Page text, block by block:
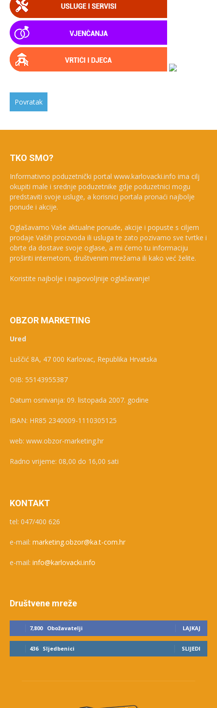
TKO SMO?
Informativno poduzetnički portal www.karlovacki.info ima cilj
okupiti male i srednje poduzetnike gdje poduzetnici mogu
predstaviti svoje usluge, a korisnici portala pronaći najbolje
ponude i akcije.
Oglašavamo Vaše aktualne ponude, akcije i popuste s ciljem
prodaje Vaših proizvoda ili usluga te zato pozivamo sve tvrtke i
obrte da dostave svoje oglase, a mi ćemo tu informaciju
proširiti internetom, društvenim mrežama ili kako već želite.
Koristite najbolje i najpovoljnije oglašavanje!
OBZOR MARKETING
Ured
Luščić 8A, 47 000 Karlovac, Republika Hrvatska
OIB: 55143955387
Datum osnivanja: 09. listopada 2007. godine
IBAN: HR85 2340009-1110305125
web: www.obzor-marketing.hr
Radno vrijeme: 08,00 do 16,00 sati
KONTAKT
tel: 047/400 626
e-mail: marketing.obzor@ka.t-com.hr
e-mail: info@karlovacki.info
Društvene mreže
7,800 Obožavatelji LAJKAJ
436 Sljedbenici SLIJEDI